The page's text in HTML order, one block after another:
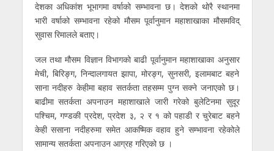
देशका अधिकांश भूभागमा वर्षाको सम्भावना छ। देशको थोरै स्थानमा
भारी वर्षाको सम्भावना रहेको मौसम पूर्वानुमान महाशाखाका मौसमविद्
सुवास रिमालले बताए।
जल तथा मौसम विज्ञान विभागको बाढी पूर्वानुमान महाशाखाका अनुसार
मेची, बिरिङ्ग, निन्दालगायत झापा, मोरङ्ग, सुनसरी, इलामबाट बहने
साना नदीहरु केहीमा बहाव सतर्कता तहसम्म पुग्न सक्ने जनाएको छ।
बाढीमा सतर्कता अपनाउन महाशाखाले जारी गरेको बुलेटिनमा सुदूर
पश्चिम, गण्डकी प्रदेश, प्रदेश ३, २ र १ को पहाडी र चुरेबाट बहने
केही ससाना नदीहरुमा समेत आकष्मिक वहाव हुने सम्भावना रहेकोले
सामान्य सतर्कता अपनाउन आग्रह गरिएको छ ।